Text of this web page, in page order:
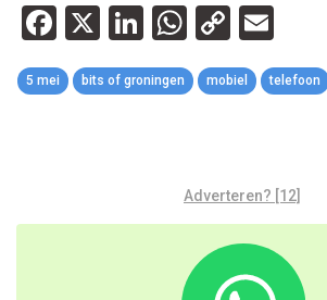
Facebook
X LinkedIn
WhatsApp
Copy
Link
5 mei bits of groningen mobiel telefoon
Adverteren? [12]